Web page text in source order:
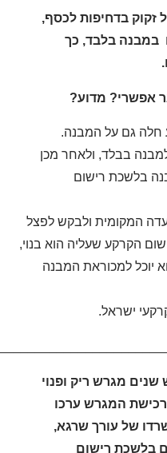
זקוק בדחיפות לכסף,
במבנה בלבד, כך
אפשרי? מדוע?
חלה גם על המבנה.
בבלד, ולאחר מכן
בלשכת רישום
המקומית ולבקש לפצל
הקרקע שעליה הוא בנוי,
יוכל למכוראת המבנה
ישראל.
שנים מגרש ריק ופנוי
המגרש ערכו
של עורך שרגא,
בלשכת רישום